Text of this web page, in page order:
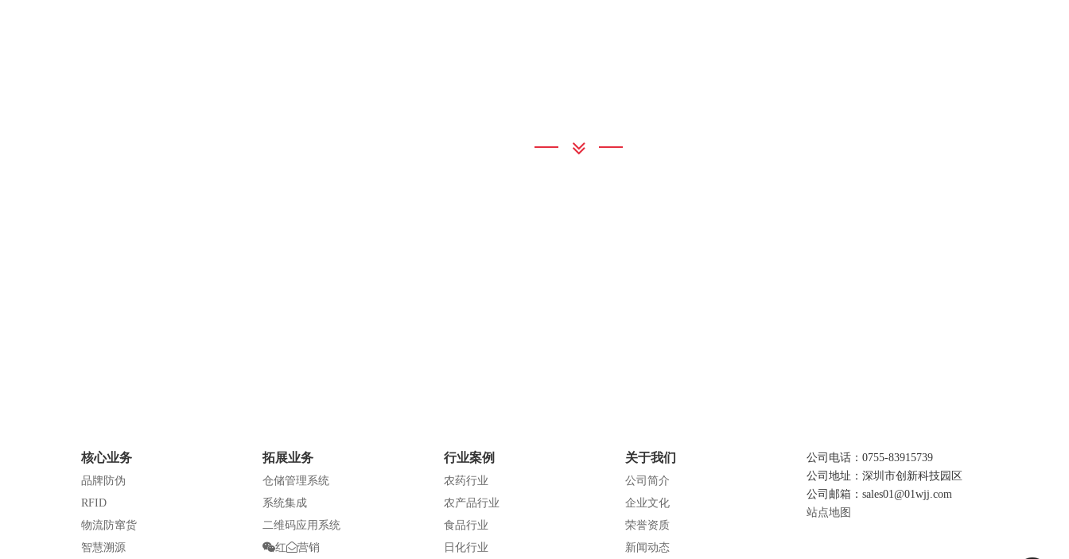
核心业务
品牌防伪
RFID
物流防窜货
智慧溯源
拓展业务
仓储管理系统
系统集成
二维码应用系统
红
营销
行业案例
农药行业
农产品行业
食品行业
日化行业
关于我们
公司简介
企业文化
荣誉资质
新闻动态
公司电话：0755-83915739
公司地址：深圳市创新科技园区
公司邮箱：sales01@01wjj.com
站点地图